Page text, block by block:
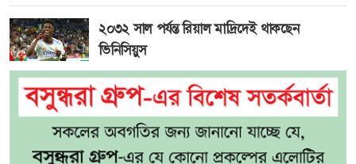
২০৩২ সাল পর্যন্ত রিয়াল মাদ্রিদেই থাকছেন
ভিনিসিয়ুস